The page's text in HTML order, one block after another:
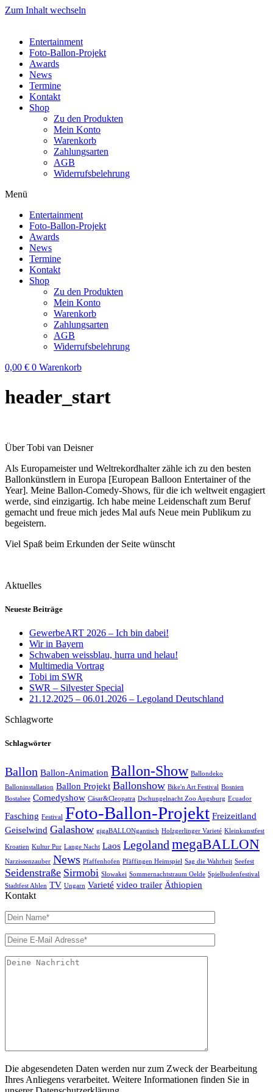
Zum Inhalt wechseln
Entertainment
Foto-Ballon-Projekt
Awards
News
Termine
Kontakt
Shop
Zu den Produkten
Mein Konto
Warenkorb
Zahlungsarten
AGB
Widerrufsbelehrung
Menü
Entertainment
Foto-Ballon-Projekt
Awards
News
Termine
Kontakt
Shop
Zu den Produkten
Mein Konto
Warenkorb
Zahlungsarten
AGB
Widerrufsbelehrung
0,00 € 0 Warenkorb
header_start
Über Tobi van Deisner
Als Europameister und Weltrekordhalter zähle ich zu den besten
Ballonkünstlern in Europa [European Balloon Entertainer of the
Year]. Meine Ballon-Comedy-Shows, für die ich weltweit engagiert
werde, sind einzigartig. Ich habe meine Leidenschaft zum Beruf
gemacht und freue mich jedes Mal aufs Neue mein Publikum zu
begeistern.
Viel Spaß beim Erkunden der Seite wünscht
Aktuelles
Neueste Beiträge
GewerbeART 2026 – Ich bin dabei!
Wir in Bayern
Schwaben weissblau, hurra und helau!
Multimedia Vortrag
Tobi im SWR
SWR – Silvester Special
21.12.2025 – 06.01.2026 – Legoland Deutschland
Schlagworte
Schlagwörter
Ballon Ballon-Animation Ballon-Show Ballondeko
Balloninstallation Ballon Projekt Ballonshow Bike'n Art Festival Bosnien
Bostalsee Comedyshow Cäsar&Cleopatra Dschungelnacht Zoo Augsburg Ecuador
Fasching Festival Foto-Ballon-Projekt Freizeitland
Geiselwind Galashow gigaBALLONgantisch Holzgerlinger Varieté Kleinkunstfest
Kroatien Kultur Pur Lange Nacht Laos Legoland megaBALLON
Narzissenzauber News Pfaffenhofen Pfäffingen Heimspiel Sag die Wahrheit Seefest
Seidenstraße Sirmobi Slowakei Sommernachtstraum Oelde Spielbudenfestival
Stadtfest Ahlen TV Ungarn Varieté video trailer Äthiopien
Kontakt
Die abgesendeten Daten werden nur zum Zweck der Bearbeitung
Ihres Anliegens verarbeitet. Weitere Informationen finden Sie in